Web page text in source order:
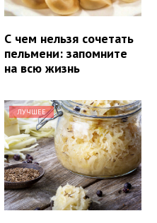
С чем нельзя сочетать
пельмени: запомните
на всю жизнь
ЛУЧШЕЕ